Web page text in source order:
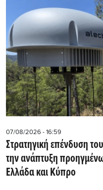
07/08/2026 - 16:59
Στρατηγική επένδυση
την ανάπτυξη
Ελλάδα και Κύπρο